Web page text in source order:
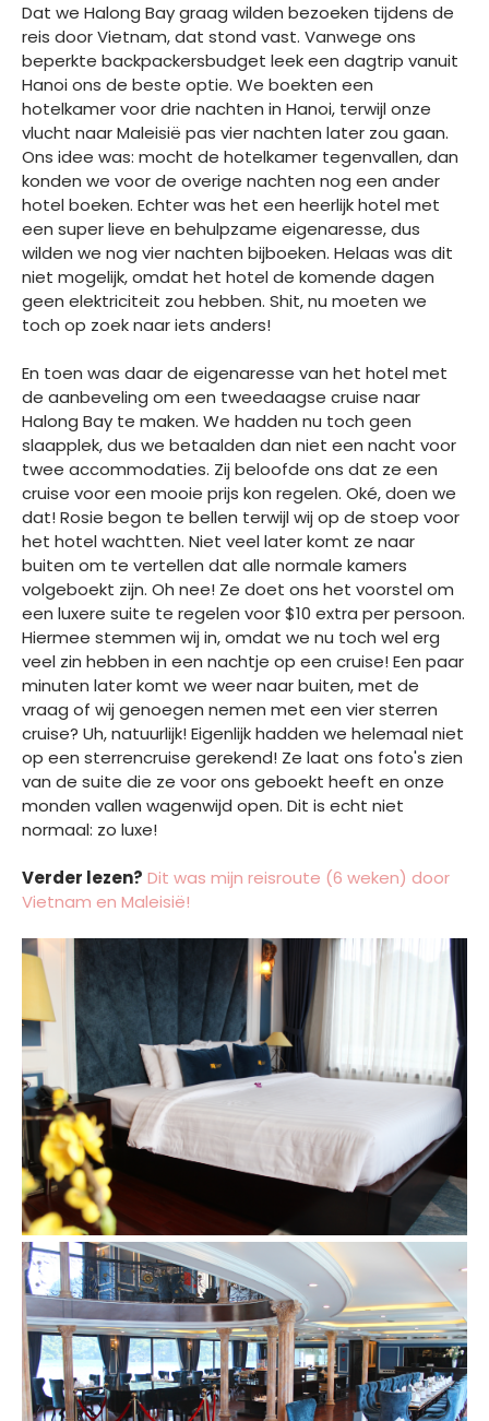
Dat we Halong Bay graag wilden bezoeken tijdens de
reis door Vietnam, dat stond vast. Vanwege ons
beperkte backpackersbudget leek een dagtrip vanuit
Hanoi ons de beste optie. We boekten een
hotelkamer voor drie nachten in Hanoi, terwijl onze
vlucht naar Maleisië pas vier nachten later zou gaan.
Ons idee was: mocht de hotelkamer tegenvallen, dan
konden we voor de overige nachten nog een ander
hotel boeken. Echter was het een heerlijk hotel met
een super lieve en behulpzame eigenaresse, dus
wilden we nog vier nachten bijboeken. Helaas was dit
niet mogelijk, omdat het hotel de komende dagen
geen elektriciteit zou hebben. Shit, nu moeten we
toch op zoek naar iets anders!
En toen was daar de eigenaresse van het hotel met
de aanbeveling om een tweedaagse cruise naar
Halong Bay te maken. We hadden nu toch geen
slaapplek, dus we betaalden dan niet een nacht voor
twee accommodaties. Zij beloofde ons dat ze een
cruise voor een mooie prijs kon regelen. Oké, doen we
dat! Rosie begon te bellen terwijl wij op de stoep voor
het hotel wachtten. Niet veel later komt ze naar
buiten om te vertellen dat alle normale kamers
volgeboekt zijn. Oh nee! Ze doet ons het voorstel om
een luxere suite te regelen voor $10 extra per persoon.
Hiermee stemmen wij in, omdat we nu toch wel erg
veel zin hebben in een nachtje op een cruise! Een paar
minuten later komt we weer naar buiten, met de
vraag of wij genoegen nemen met een vier sterren
cruise? Uh, natuurlijk! Eigenlijk hadden we helemaal niet
op een sterrencruise gerekend! Ze laat ons foto's zien
van de suite die ze voor ons geboekt heeft en onze
monden vallen wagenwijd open. Dit is echt niet
normaal: zo luxe!
Verder lezen? Dit was mijn reisroute (6 weken) door
Vietnam en Maleisië!